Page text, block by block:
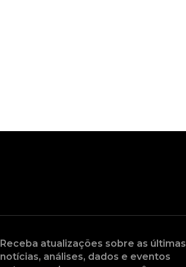
Receba atualizações sobre as últimas
notícias, análises, dados e eventos